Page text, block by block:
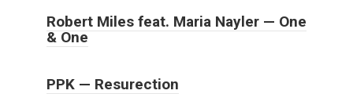
Robert Miles feat. Maria Nayler — One
& One
PPK — Resurection